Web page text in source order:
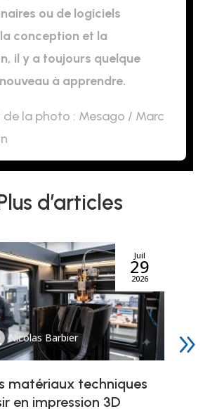
ou de logiciels
conception et la
il y a toujours quelque
à apprendre.
la photo : Mesago / Marc
d’articles
Nicolas Barbier
Juil
29
2026
matériaux techniques
en impression 3D